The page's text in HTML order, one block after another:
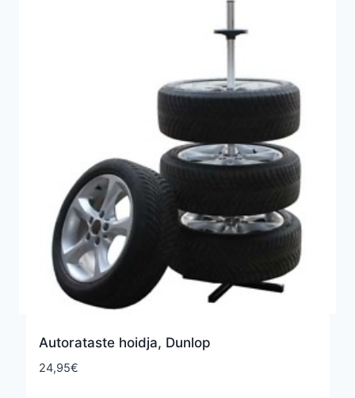
Autorataste hoidja, Dunlop
24,95€